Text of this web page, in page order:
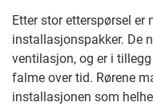
Etter stor etterspørsel
installasjonspakker. De
ventilasjon, og er i
falme over tid. Rørene
installasjonen som